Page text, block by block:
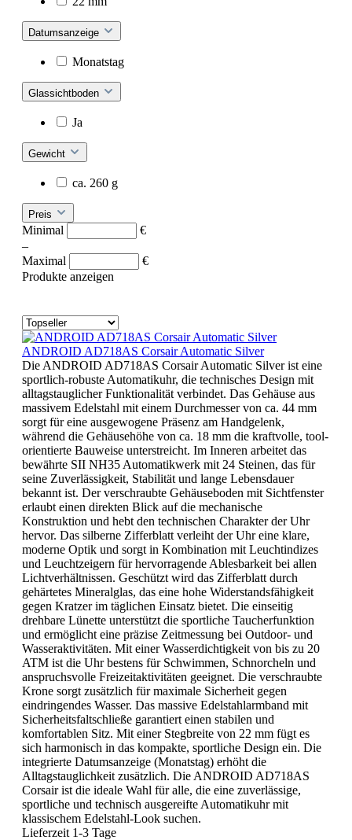
Datumsanzeige
Monatstag
Glassichtboden
Ja
Gewicht
ca. 260 g
Preis
Minimal
€
–
Maximal
€
Produkte anzeigen
ANDROID AD718AS Corsair Automatic Silver
Die ANDROID AD718AS Corsair Automatic Silver ist eine
sportlich-robuste Automatikuhr, die technisches Design mit
alltagstauglicher Funktionalität verbindet. Das Gehäuse aus
massivem Edelstahl mit einem Durchmesser von ca. 44 mm
sorgt für eine ausgewogene Präsenz am Handgelenk,
während die Gehäusehöhe von ca. 18 mm die kraftvolle, tool-
orientierte Bauweise unterstreicht. Im Inneren arbeitet das
bewährte SII NH35 Automatikwerk mit 24 Steinen, das für
seine Zuverlässigkeit, Stabilität und lange Lebensdauer
bekannt ist. Der verschraubte Gehäuseboden mit Sichtfenster
erlaubt einen direkten Blick auf die mechanische
Konstruktion und hebt den technischen Charakter der Uhr
hervor. Das silberne Zifferblatt verleiht der Uhr eine klare,
moderne Optik und sorgt in Kombination mit Leuchtindizes
und Leuchtzeigern für hervorragende Ablesbarkeit bei allen
Lichtverhältnissen. Geschützt wird das Zifferblatt durch
gehärtetes Mineralglas, das eine hohe Widerstandsfähigkeit
gegen Kratzer im täglichen Einsatz bietet. Die einseitig
drehbare Lünette unterstützt die sportliche Taucherfunktion
und ermöglicht eine präzise Zeitmessung bei Outdoor- und
Wasseraktivitäten. Mit einer Wasserdichtigkeit von bis zu 20
ATM ist die Uhr bestens für Schwimmen, Schnorcheln und
anspruchsvolle Freizeitaktivitäten geeignet. Die verschraubte
Krone sorgt zusätzlich für maximale Sicherheit gegen
eindringendes Wasser. Das massive Edelstahlarmband mit
Sicherheitsfaltschließe garantiert einen stabilen und
komfortablen Sitz. Mit einer Stegbreite von 22 mm fügt es
sich harmonisch in das kompakte, sportliche Design ein. Die
integrierte Datumsanzeige (Monatstag) erhöht die
Alltagstauglichkeit zusätzlich. Die ANDROID AD718AS
Corsair ist die ideale Wahl für alle, die eine zuverlässige,
sportliche und technisch ausgereifte Automatikuhr mit
klassischem Edelstahl-Look suchen.
Lieferzeit 1-3 Tage